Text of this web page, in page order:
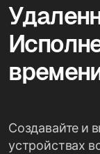
Создавайте и
устройствах